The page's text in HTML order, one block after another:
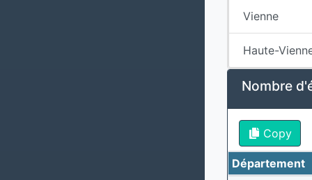
Vienne
Haute-
Nombre
Copy
Département